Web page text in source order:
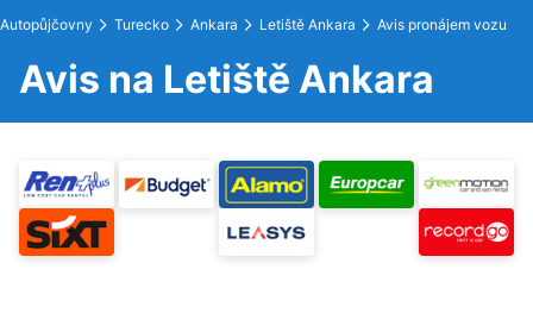
Autopůjčovny Turecko Ankara Letiště Ankara Avis pronájem vozu
Avis na Letiště Ankara